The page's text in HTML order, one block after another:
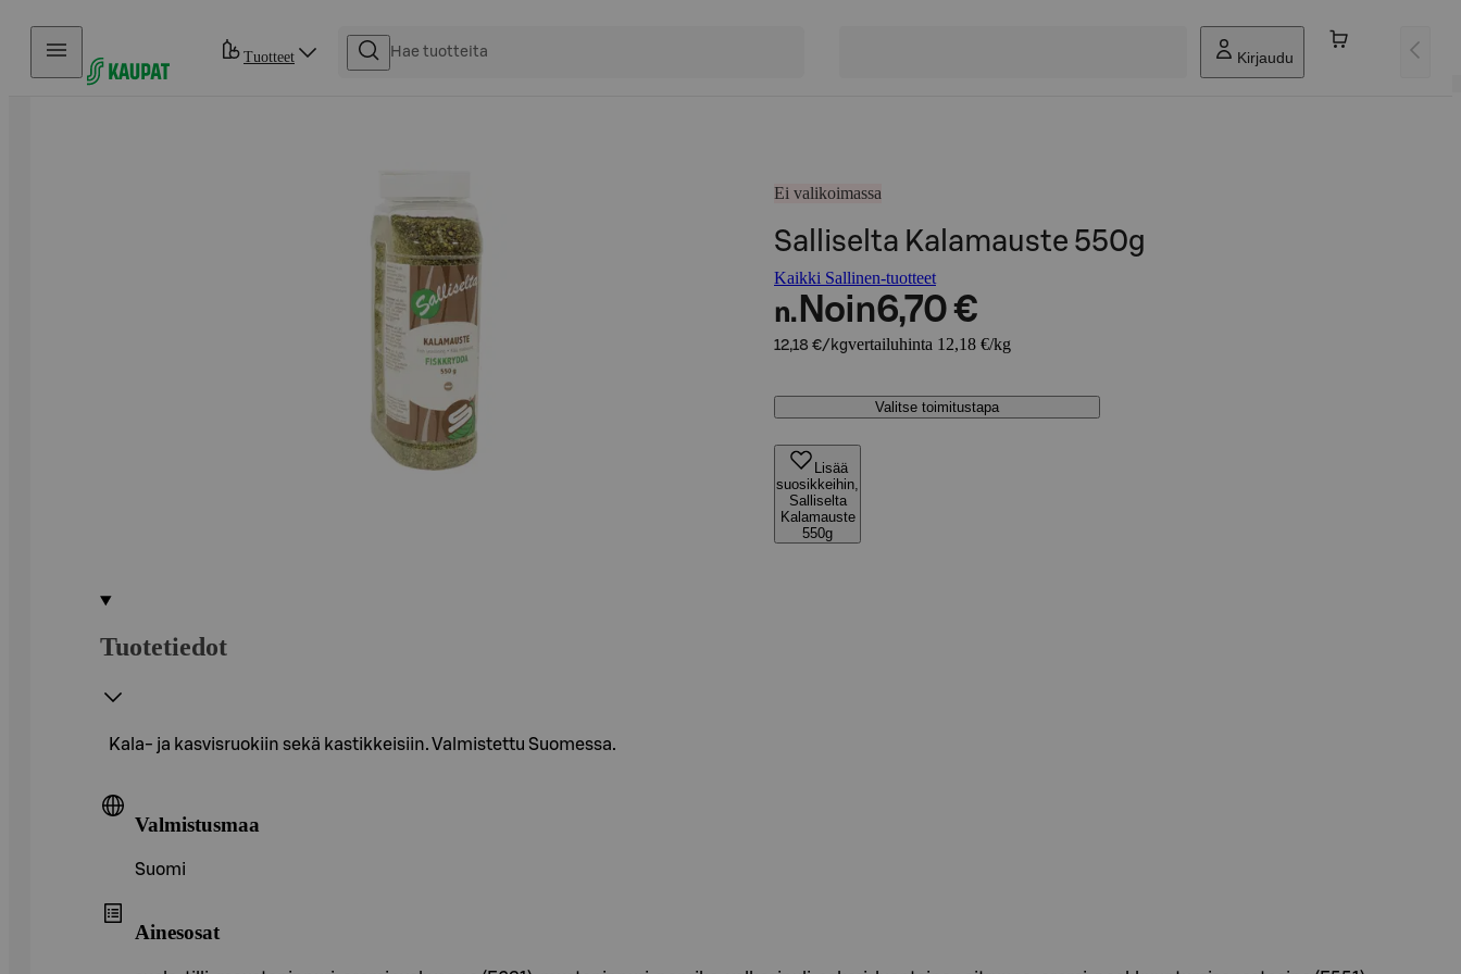
Hyppää sisältöön
Tuotteet Kirjaudu
Ei valikoimassa
Salliselta Kalamauste 550g
Kaikki Sallinen-tuotteet
n. Noin6,70 €
12,18 €/kgvertailuhinta 12,18 €/kg
Valitse toimitustapa
Lisää
suosikkeihin,
Salliselta
Kalamauste
550g
Tuotetiedot
Kala- ja kasvisruokiin sekä kastikkeisiin. Valmistettu Suomessa.
Valmistusmaa
Suomi
Ainesosat